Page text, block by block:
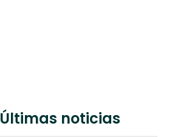
Últimas noticias